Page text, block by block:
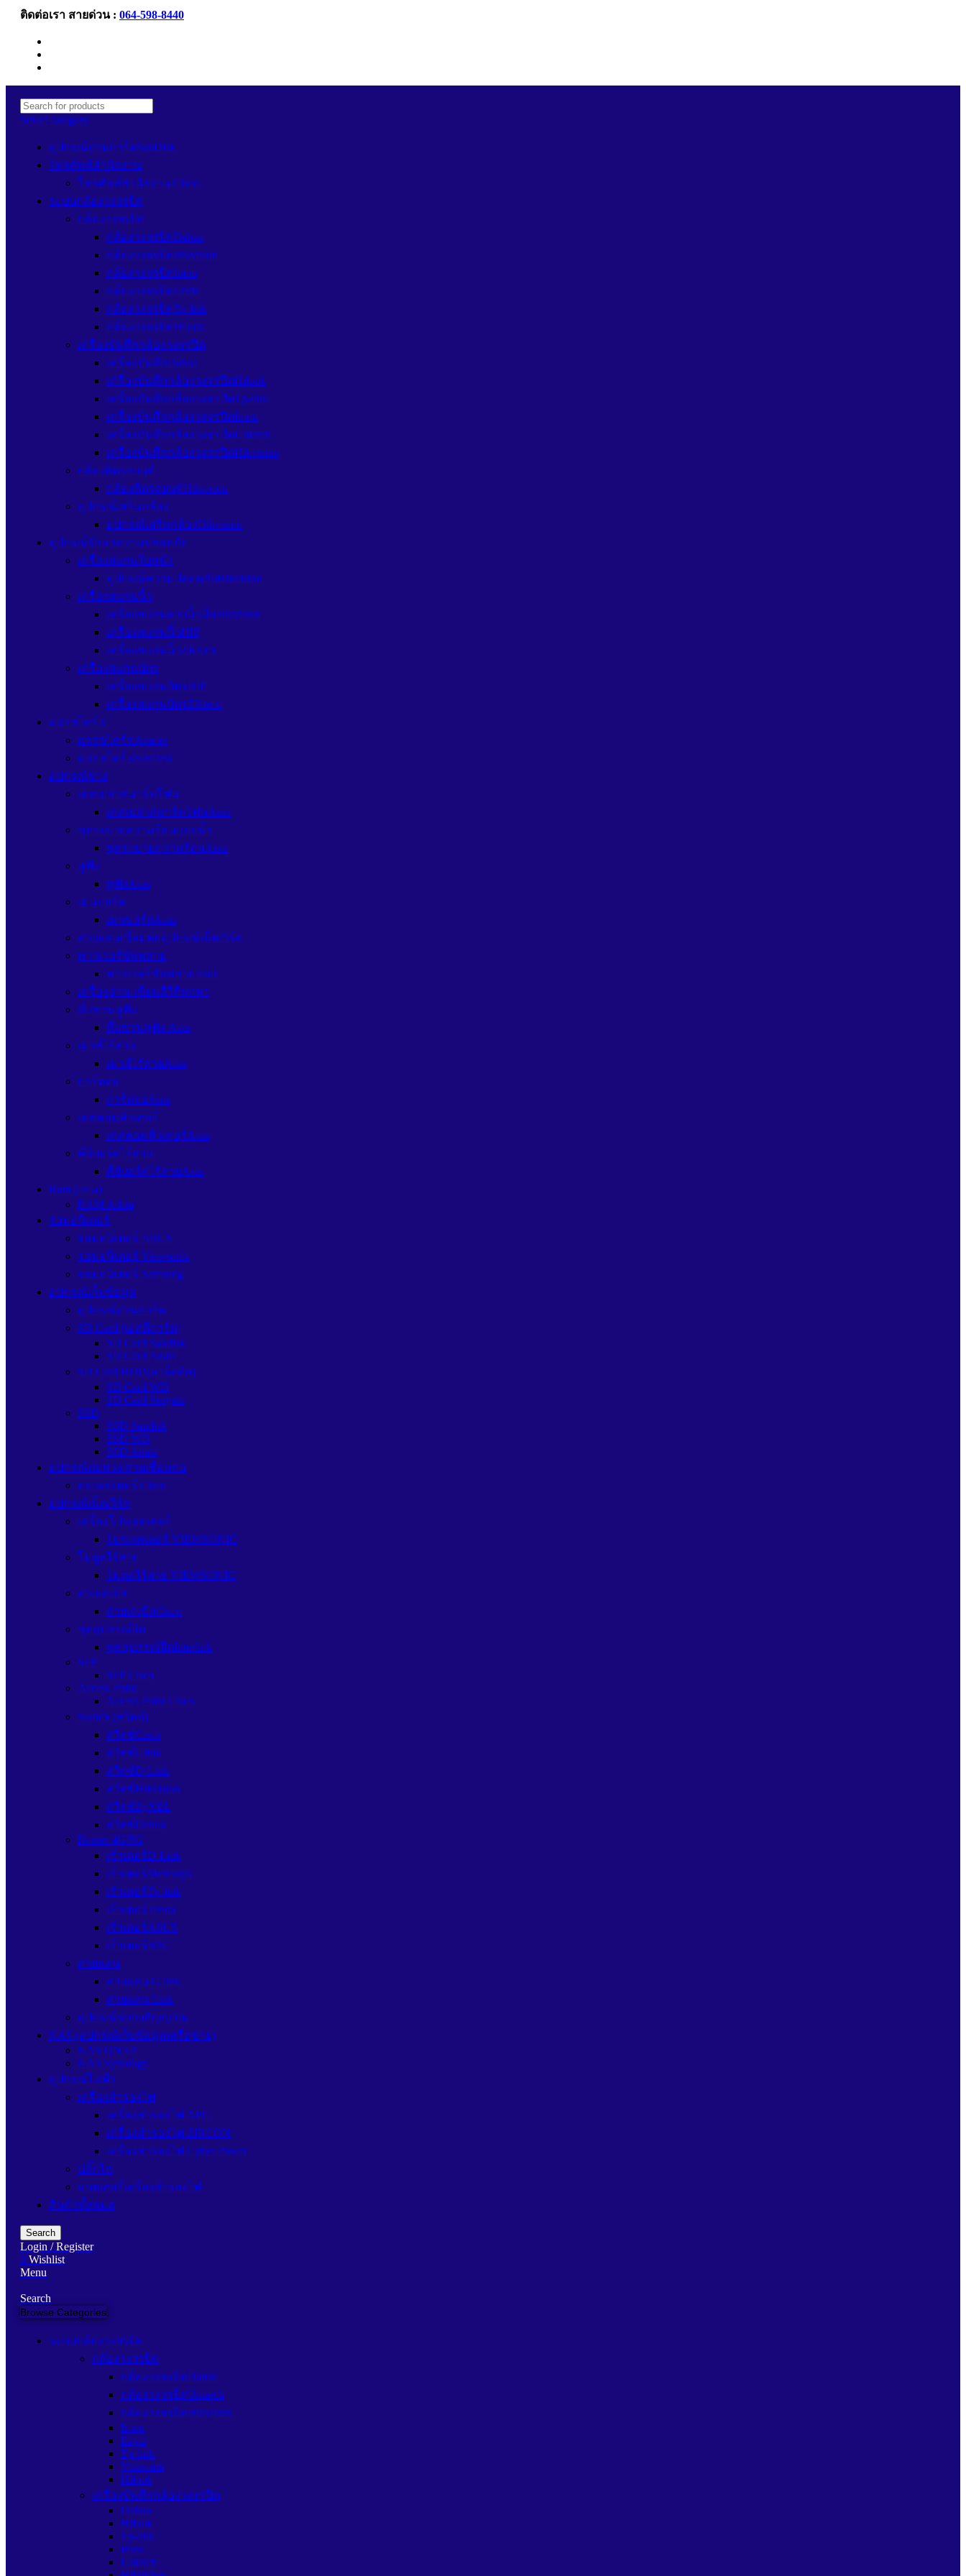
ติดต่อเรา สายด่วน : 064-598-8440
Select category
อุปกรณ์อ่านการ์ดSanDisk
โทรศัพท์สำนักงาน
โทรศัพท์สำนักงาน Cisco
ระบบกล้องวงจรปิด
กล้องวงจรปิด
กล้องวงจรปิดDahua
กล้องวงจรปิดHikvision
กล้องวงจรปิดImou
กล้องวงจรปิดEzviz
กล้องวงจรปิดTp-link
กล้องวงจรปิดHilook
เครื่องบันทึกกล้องวงจรปิด
เครื่องบันทึกDahua
เครื่องบันทึกกล้องวงจรปิดHilook
เครื่องบันทึกกล้องวงจรปิดTp-link
เครื่องบันทึกกล้องวงจรปิดImou
เครื่องบันทึกกล้องวงจรปิดUniarch
เครื่องบันทึกกล้องวงจรปิดHikvision
กล้องติดรถยนต์
กล้องติดรถยนต์Hikvision
อุปกรณ์เสริมกล้อง
อุปกรณ์เสริมกล้องHikvision
อุปกรณ์รักษาความปลอดภัย
เครื่องสแกนใบหน้า
อุปกรณ์ความปลอดภัยHikvision
เครื่องสแกนนิ้ว
เครื่องสแกนลายนิ้วมือHikvision
เครื่องสแกนนิ้วHIP
เครื่องสแกนนิ้วZKteco
เครื่องสแกนบัตร
เครื่องสแกนบัตรHIP
เครื่องสแกนบัตรZKteco
แฟรชไดร์ฟ
แฟรชไดร์ฟApacer
แฟรชไดร์ฟSanDisk
อุปกรณ์ช่าง
เคสเปล่าสมาร์ทโฟน
เคสเปล่าสมาร์ทโฟนAsus
ชุดระบายความร้อนแบบน้ำ
ชุดระบายความร้อนAsus
หูฟัง
หูฟังAsus
เมนบอร์ด
เมนบอร์ดAsus
สายแลนเชื่อมต่ออุปกรณ์เน็ตเวิร์ค
พาวเวอร์ซัพพลาย
พาวเวอร์ซัพพลายAsus
เครื่องอ่าน-เขียนดีวีดีพกพา
ที่แขวนหูฟัง
ที่แขวนหูฟัง Asus
เมาส์ไร้สาย
เมาส์ไร้สายAsus
การ์ดจอ
การ์ดจอAsus
เคสคอมพิวเตอร์
เคสคอมพิวเตอร์Asus
คีย์บอร์ดไร้สาย
คีย์บอร์ดไร้สายAsus
Ram (แรม)
RAM Adata
จอมอนิเตอร์
จอมอนิเตอร์ ASUS
จอมอนิเตอร์ Viewsonic
จอมอนิเตอร์ Samsung
อุปกรณ์เก็บข้อมูล
อุปกรณ์อ่านการ์ด
SD Card (เอสดีการ์ด)
SD Card Sandisk
SD Card Adata
SD Card HDD(ฮาร์ดดิส)
SD Card WD
SD Card Seagate
SSD
SSD Sandisk
SSD WD
SSD Adata
อุปกรณ์ต่อพ่วง/สายเชื่อมต่อ
อะแดปเตอร์ Cisco
อุปกรณ์เน็ตเวิร์ก
เครื่องโปรเจคเตอร์
โปรเจคเตอร์ VIEWSONIC
โมดูลไร้สาย
โมดูลไร้สาย VIEWSONIC
สายเคเบิล
สายเคเบิลCisco
ชุดอุปกรณ์ยึด
ชุดอุปกรณ์ยึดInterlink
SFP
SFP Cisco
Access Point
Access Point Cisco
Switch (สวิตช์)
สวิตช์Cisco
สวิตช์Glink
สวิตซ์D-Link
สวิตซ์Hikvision
สวิตซ์ZyXEL
สวิตซ์Dahua
Router 4G/5G
เร้าเตอร์D-Link
เร้าเตอร์Mercusys
เร้าเตอร์Tp-link
เร้าเตอร์Tenda
เร้าเตอร์ASUS
เร้าเตอร์H3C
สายแลน
สายแลน G link
สายแลน Link
อุปกรณ์ขยายสัญญาณ
NAS (อุปกรณ์เก็บข้อมูลเครือข่าย)
NAS QNAP
NAS Synology
อุปกรณ์ไฟฟ้า
เครื่องสำรองไฟ
เครื่องสำรองไฟ APC
เครื่องสำรองไฟ ZIRCON
เครื่องสำรองไฟ Cyber Power
ปลั๊กไฟ
แบตเตอรี่เครื่องสำรองไฟ
สินค้าทั้งหมด
Search
Login / Register
0 Wishlist
Menu
Search
Browse Categories
ระบบกล้องวงจรปิด
กล้องวงจรปิด
กล้องวงจรปิดDahua
กล้องวงจรปิดUniarch
กล้องวงจรปิดHikvision
Imou
Ezviz
Tp-link
Vstarcam
Hilook
เครื่องบันทึกกล้องวงจรปิด
Dahua
Hilook
Tp-link
Imou
Uniarch